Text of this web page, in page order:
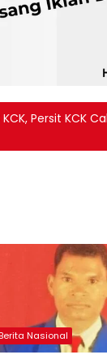
Persit KCK
Berita Nasional